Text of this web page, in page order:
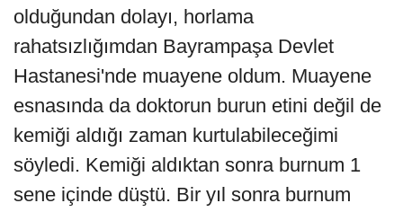
olduğundan dolayı, horlama
rahatsızlığımdan Bayrampaşa Devlet
Hastanesi'nde muayene oldum. Muayene
esnasında da doktorun burun etini değil de
kemiği aldığı zaman kurtulabileceğimi
söyledi. Kemiği aldıktan sonra burnum 1
sene içinde düştü. Bir yıl sonra burnum